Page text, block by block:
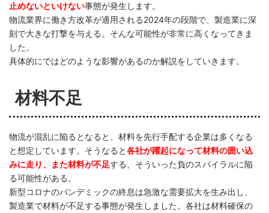
止めないといけない事態が発生します。
物流業界に働き方改革が適用される2024年の段階で、製造業に深
刻で大きな打撃を与える。そんな可能性が非常に高くなってきま
した。
具体的にではどのような影響があるのか解説をしていきます。
材料不足
物流が混乱に陥るとなると、材料を先行手配する企業は多くなる
と想定しています。そうなると各社が躍起になって材料の囲い込
みに走り、また材料が不足する、そういった負のスパイラルに陥
る可能性がある。
新型コロナのパンデミックの終息は急激な需要拡大を生み出し、
製造業で材料が不足する事態が発生しました。各社は材料確保の